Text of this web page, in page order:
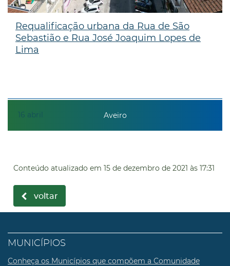
16 abril
Requalificação urbana da Rua de São
Sebastião e Rua José Joaquim Lopes de
Lima
Aveiro
Conteúdo atualizado em 15 de dezembro de 2021 às 17:31
voltar
MUNICÍPIOS
Conheça os Municípios que compõem a Comunidade